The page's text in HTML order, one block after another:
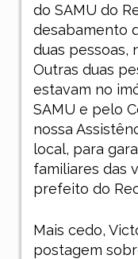
do SAMU do
desabamento
duas pessoas,
Outras duas
estavam no
SAMU e pelo
nossa
local, para
familiares das
prefeito do
Mais cedo,
postagem